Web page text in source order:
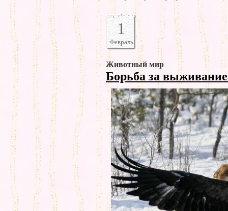
1
Февраль
Животный мир
Борьба за